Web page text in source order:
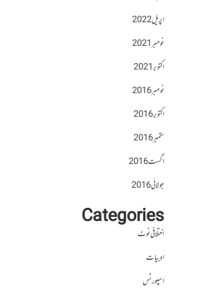
اپریل 2022
نومبر 2021
اکتوبر 2021
نومبر 2016
اکتوبر 2016
ستمبر 2016
اگست 2016
جولائی 2016
Categories
اختلافی نوٹ
ادبیات
اسپورٹس